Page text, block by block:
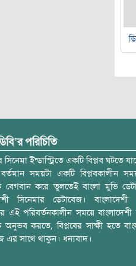
পরিচিতি
ইন্ডাস্ট্রিতে একটি বিপ্লব ঘটতে
সময়টা একটি বিপ্লবকালীন
বেগবান করে তুলতেই বাংলা মুভি
সিনেমার ডেটাবেজ। বাংলাদেশী
এই পরিবর্তনকালীন সময়ে বাংলাদেশী
অনুভব করতে, বিপ্লবের সাক্ষী হতে
এর সাথে থাকুন। ধন্যবাদ।